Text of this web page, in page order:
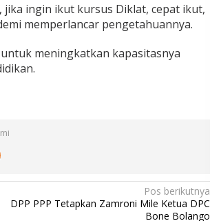
ingin ikut kursus Diklat, cepat ikut,
memperlancar pengetahuannya.
meningkatkan kapasitasnya
Pos berikutnya
DPP PPP Tetapkan Zamroni Mile Ketua DPC
Bone Bolango